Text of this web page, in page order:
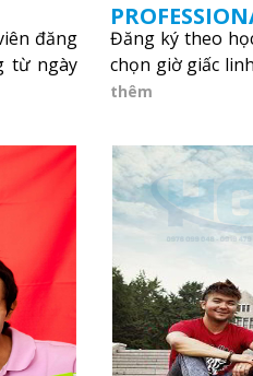
đăng
từ ngày
(PE)
Đăng ký theo
chọn giờ giấc
thêm